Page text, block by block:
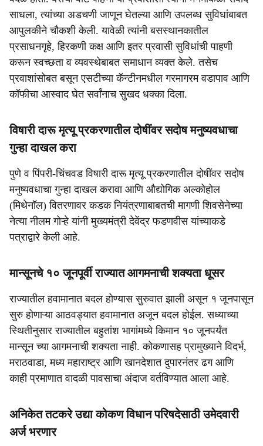
साधला, त्यांच्या अडचणी जाणून घेतल्या आणि उपलब्ध सुविधांबाबत
आपुलकीने चौकशी केली. यावेळी त्यांनी बसस्थानकातील
प्रसाधनगृहे, हिरकणी कक्ष आणि इतर प्रवासी सुविधांची पाहणी
करून स्वच्छता व व्यवस्थेबाबत समाधान व्यक्त केले. तसेच
प्रवाशांसोबत बसून एसटीच्या कॅन्टीनमधील गरमागरम वडापाव आणि
कॉफीचा आस्वाद घेत सर्वांनाच सुखद धक्का दिला.
विषारी दारू मृत्यू प्रकरणातील दोषींवर सदोष मनुष्यवधाचा
गुन्हा दाखल करा
पुणे व पिंपरी-चिंचवड विषारी दारू मृत्यू प्रकरणातील दोषींवर सदोष
मनुष्यवधाचा गुन्हा दाखल करावा आणि औद्योगिक अल्कोहोल
(मिथेनॉल) वितरणावर कडक नियंत्रणाबाबतची मागणी शिवसेनेच्या
नेत्या नीलम गोऱ्हे यांनी मुख्यमंत्री देवेंद्र फडणवीस यांच्याकडे
पत्राद्वारे केली आहे.
मान्सूनचे १० जूनपूर्वी राज्यात आगमनाची शक्यता धूसर
राज्यातील हवामानात बदल होण्यास सुरुवात झाली असून १ जूनपासून
सुरु होणाऱ्या आठवड्यात हवामानात अजून बदल होईल. सध्याच्या
स्थितीनुसार राज्यातील बहुतांश भागांमध्ये किमान १० जूनपर्यंत
मान्सून च्या आगमनाची शक्यता नाही. कोकणासह प्रामुख्याने विदर्भ,
मराठवाडा, मध्य महाराष्ट्र आणि खानदेशात दुपारनंतर ढग आणि
काही प्रमाणात वादळी पावसाचा अंदाज वर्तविण्यात आला आहे.
अनिकेत तटकरे उद्या कोकण विधान परिषदेसाठी उमेदवारी
अर्ज भरणार